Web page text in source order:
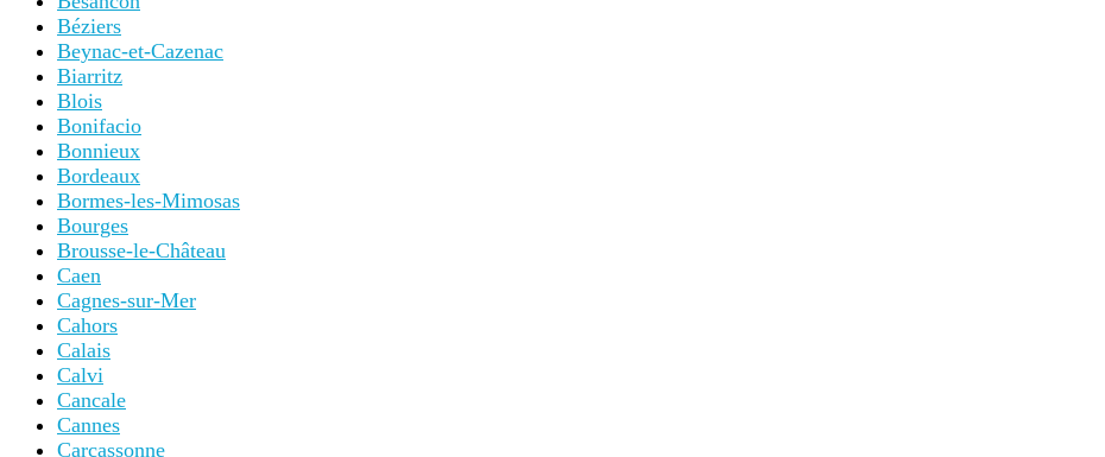
Béziers
Beynac-et-Cazenac
Biarritz
Blois
Bonifacio
Bonnieux
Bordeaux
Bormes-les-Mimosas
Bourges
Brousse-le-Château
Caen
Cagnes-sur-Mer
Cahors
Calais
Calvi
Cancale
Cannes
Carcassonne